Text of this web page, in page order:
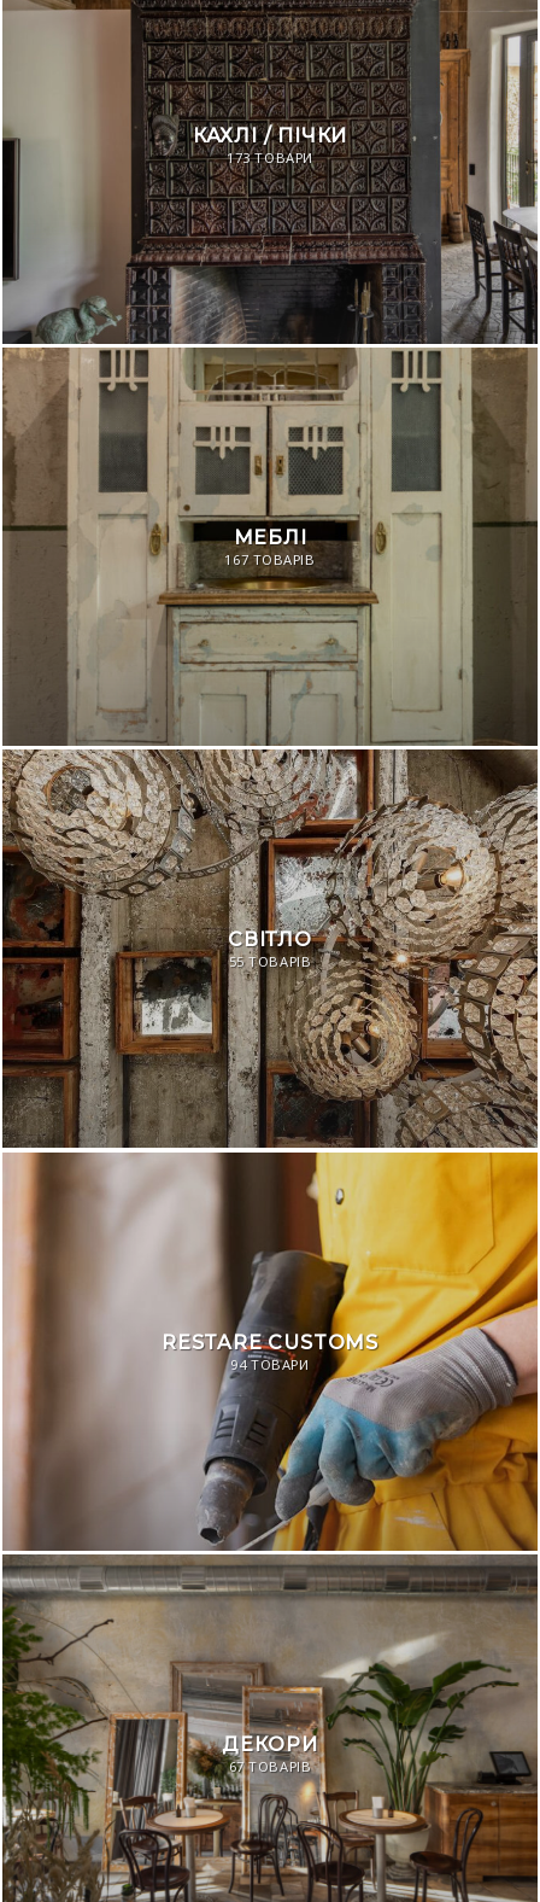
КАХЛІ / ПІЧКИ
173 ТОВАРИ
МЕБЛІ
167 ТОВАРІВ
СВІТЛО
55 ТОВАРІВ
RESTARE CUSTOMS
94 ТОВАРИ
ДЕКОРИ
67 ТОВАРІВ